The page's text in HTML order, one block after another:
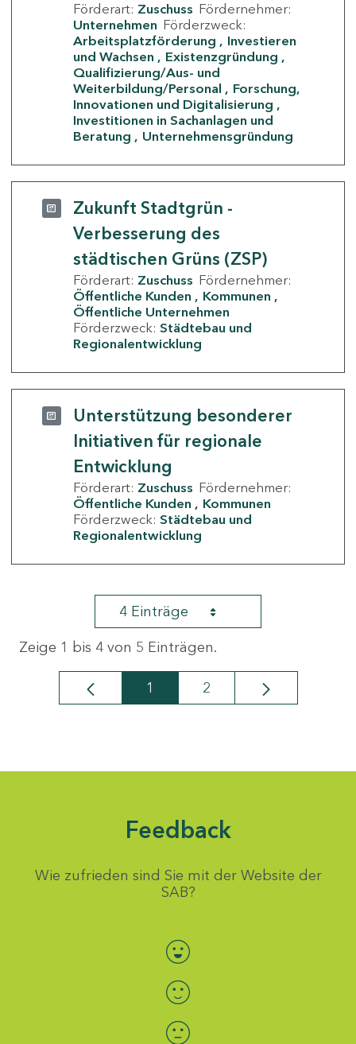
Förderart: Zuschuss Fördernehmer:
Unternehmen Förderzweck:
Arbeitsplatzförderung
Investieren
und Wachsen
Existenzgründung
Qualifizierung/Aus- und
Weiterbildung/Personal
Forschung,
Innovationen und Digitalisierung
Investitionen in Sachanlagen und
Beratung
Unternehmensgründung
Zukunft Stadtgrün -
Verbesserung des
städtischen Grüns (ZSP)
Förderart: Zuschuss Fördernehmer:
Öffentliche Kunden
Kommunen
Öffentliche Unternehmen
Förderzweck: Städtebau und
Regionalentwicklung
Unterstützung besonderer
Initiativen für regionale
Entwicklung
Förderart: Zuschuss Fördernehmer:
Öffentliche Kunden
Kommunen
Förderzweck: Städtebau und
Regionalentwicklung
4 Einträge
Zeige 1 bis 4 von 5 Einträgen.
Seite
1 Seite
2
Feedback
Wie zufrieden sind Sie mit der Website der
SAB?
Bewertung auswählen